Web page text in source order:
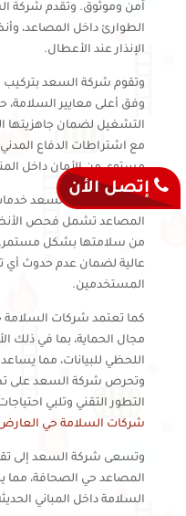
آمن وموثوق. وتقدم شركة
الطوارئ داخل المصاعد،
الإنذار عند الأعطال.
وتقوم شركة السعد بتركيب
وفق أعلى معايير السلامة،
التشغيل لضمان جاهزيتها
مع اشتراطات الدفاع
مستوى من الأمان داخل
كما توفر شركة السعد
المصاعد تشمل فحص الأنظمة
من سلامتها بشكل مستمر.
عالية لضمان عدم حدوث أي
المستخدمين.
كما تعتمد شركات السلامة
مجال الحماية، بما في ذلك
اللحظي للبيانات، مما
وتحرص شركة السعد على
التطور التقني وتلبي
شركات السلامة حي
وتسعى شركة السعد إلى
المصاعد حي الصحافة، مما
السلامة داخل المباني
إتصل الأن